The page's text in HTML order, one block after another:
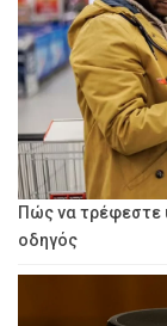
Πώς να τρέφεστε
οδηγός